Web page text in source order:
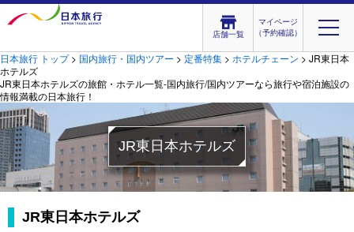
店舗一覧
マイページ
（予約確認）
日本旅行 トップ> 国内旅行・国内ツアー > 定番特集 > ホテルチェーン > JR東日本
ホテルズ
JR東日本ホテルズの旅館・ホテル一覧-国内旅行/国内ツアーなら旅行や宿泊施設の
情報満載の日本旅行！
JR東日本ホテルズ
JR東日本ホテルズ